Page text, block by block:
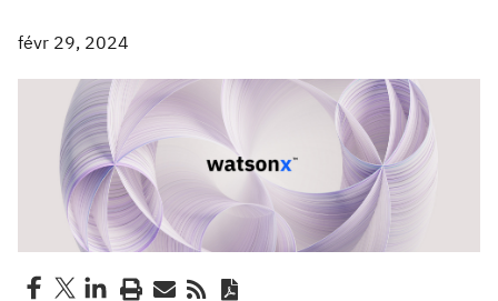
févr 29, 2024